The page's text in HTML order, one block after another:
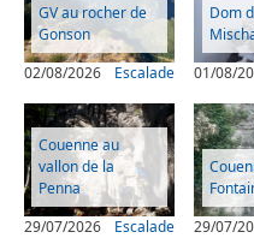
GV au rocher de
Gonson
Escalade
02/08/2026
Dom
01/08/
Couenne au
vallon de la
Penna
Escalade
29/07/2026 29/07/